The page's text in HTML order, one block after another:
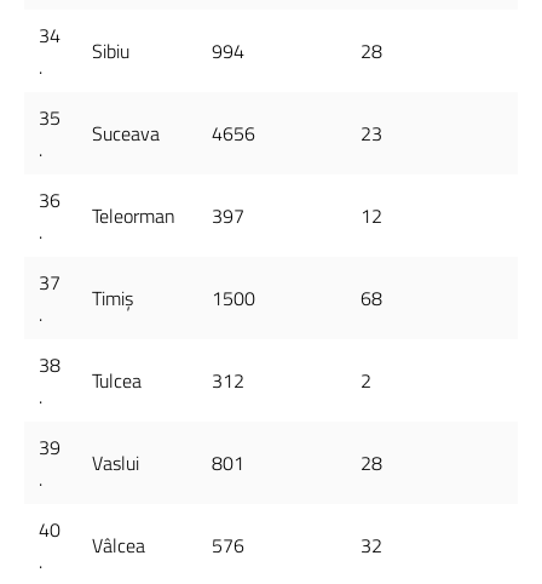
34
.
Sibiu 994 28
35
.
Suceava 4656 23
36
.
Teleorman 397 12
37
.
Timiș 1500 68
38
.
Tulcea 312 2
39
.
Vaslui 801 28
40
.
Vâlcea 576 32